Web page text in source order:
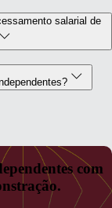
salarial de
com